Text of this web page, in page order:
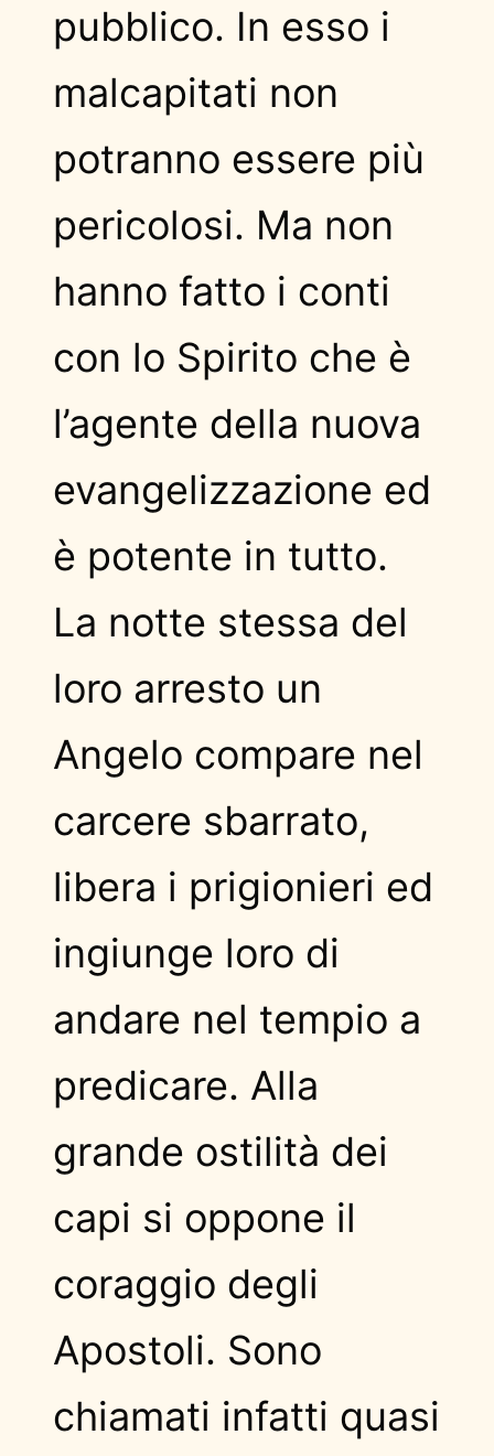
pubblico. In esso i
malcapitati non
potranno essere più
pericolosi. Ma non
hanno fatto i conti
con lo Spirito che è
l’agente della nuova
evangelizzazione ed
è potente in tutto.
La notte stessa del
loro arresto un
Angelo compare nel
carcere sbarrato,
libera i prigionieri ed
ingiunge loro di
andare nel tempio a
predicare. Alla
grande ostilità dei
capi si oppone il
coraggio degli
Apostoli. Sono
chiamati infatti quasi